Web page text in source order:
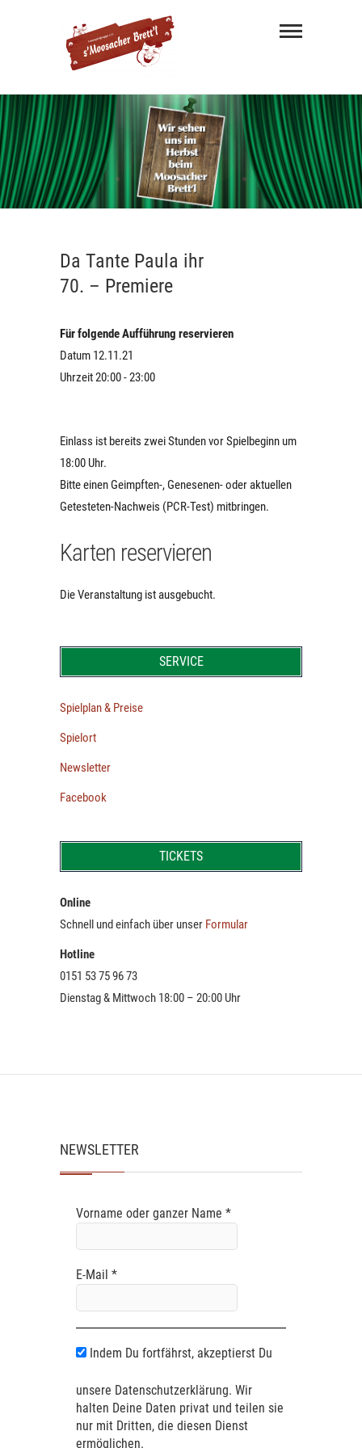
Brett'l
MÜNCHNER MUNDART THEATER
Da Tante Paula ihr
70. – Premiere
Für folgende Aufführung reservieren
Datum 12.11.21
Uhrzeit 20:00 - 23:00
Einlass ist bereits zwei Stunden vor Spielbeginn um
18:00 Uhr.
Bitte einen Geimpften-, Genesenen- oder aktuellen
Getesteten-Nachweis (PCR-Test) mitbringen.
Karten reservieren
Die Veranstaltung ist ausgebucht.
SERVICE
Spielplan & Preise
Spielort
Newsletter
Facebook
TICKETS
Online
Schnell und einfach über unser Formular
Hotline
0151 53 75 96 73
Dienstag & Mittwoch 18:00 – 20:00 Uhr
NEWSLETTER
Vorname oder ganzer Name *
E-Mail *
Indem Du fortfährst, akzeptierst Du
unsere Datenschutzerklärung. Wir
halten Deine Daten privat und teilen sie
nur mit Dritten, die diesen Dienst
ermöglichen.